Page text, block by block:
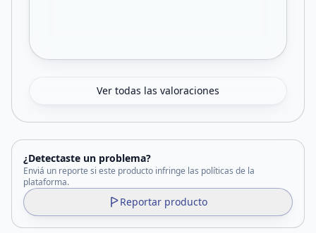
Ver todas las valoraciones
¿Detectaste un problema?
Enviá un reporte si este producto infringe las políticas de la
plataforma.
Reportar producto